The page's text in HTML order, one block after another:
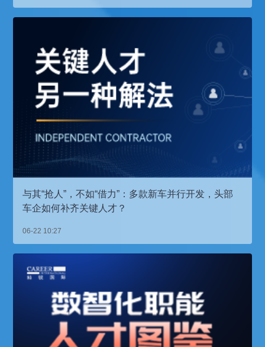
与其“抢人”，不如“借力”：多款新车并行开发，头部
车企如何补齐关键人才？
06-22 10:27